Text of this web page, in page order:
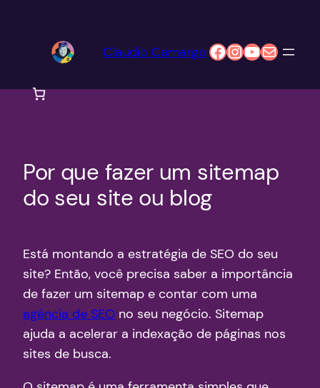
Claudio Camargo Facebook
Instagram
Youtube
E-mail
Por que fazer um sitemap
do seu site ou blog
Está montando a estratégia de SEO do seu
site? Então, você precisa saber a importância
de fazer um sitemap e contar com uma
agência de SEO no seu negócio. Sitemap
ajuda a acelerar a indexação de páginas nos
sites de busca.